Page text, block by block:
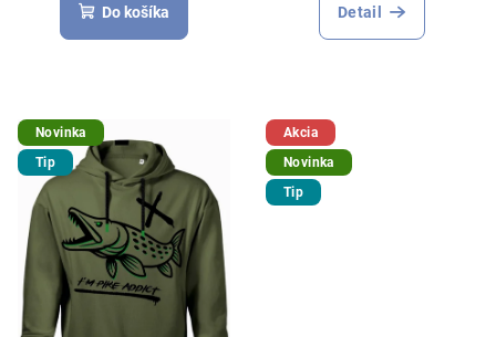
Do košíka Detail
Novinka
Tip
Akcia
Novinka
Tip